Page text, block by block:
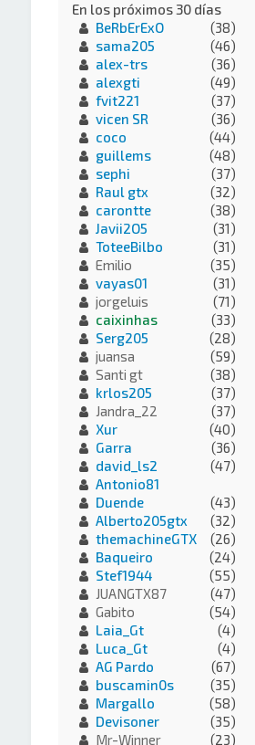
En los próximos 30 días
BeRbErExO
(38)
sama205
(46)
alex-trs
(36)
alexgti
(49)
fvit221
(37)
vicen SR
(36)
coco
(44)
guillems
(48)
sephi
(37)
Raul gtx
(32)
carontte
(38)
Javii2O5
(31)
ToteeBilbo
(31)
Emilio
(35)
vayas01
(31)
jorgeluis
(71)
caixinhas
(33)
Serg205
(28)
juansa
(59)
Santi gt
(38)
krlos205
(37)
Jandra_22
(37)
Xur
(40)
Garra
(36)
david_ls2
(47)
Antonio81
Duende
(43)
Alberto205gtx
(32)
themachineGTX
(26)
Baqueiro
(24)
Stef1944
(55)
JUANGTX87
(47)
Gabito
(54)
Laia_Gt
(4)
Luca_Gt
(4)
AG Pardo
(67)
buscamin0s
(35)
Margallo
(58)
Devisoner
(35)
Mr-Winner
(23)